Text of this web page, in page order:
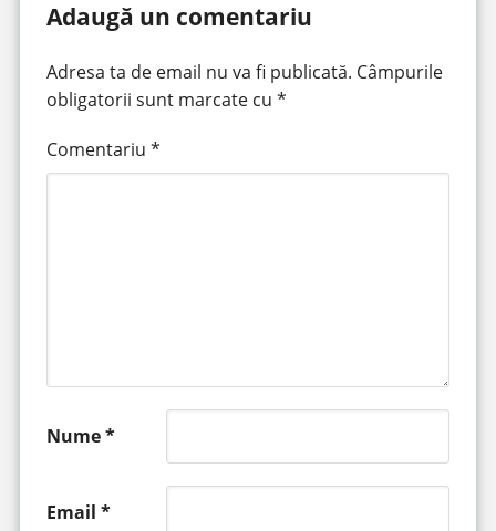
Adaugă un comentariu
Adresa ta de email nu va fi publicată. Câmpurile
obligatorii sunt marcate cu *
Comentariu *
Nume*
Email *